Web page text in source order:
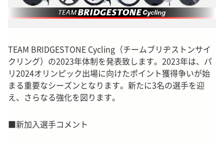
TEAM BRIDGESTONE Cycling（チームブリヂストンサイ
クリング）の2023年体制を発表致します。 2023年は、パ
リ2024オリンピック出場に向けたポイント獲得争いが始
まる重要なシーズンとなります。新たに3名の選手を迎
え、さらなる強化を図ります。
■新加入選手コメント